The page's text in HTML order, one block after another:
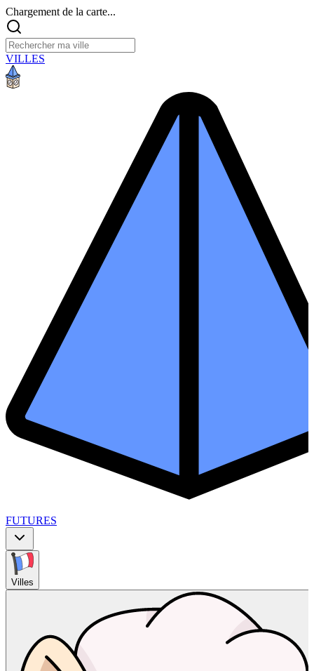
Chargement de la carte...
VILLES
FUTURES
Villes